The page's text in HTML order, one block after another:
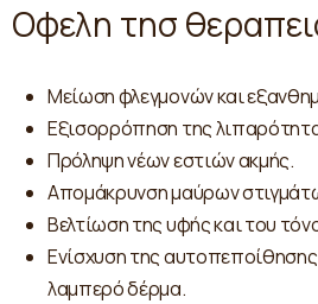
Οφελη τησ
Μείωση φλεγμονών και
Εξισορρόπηση της
Πρόληψη νέων εστιών ακμής.
Απομάκρυνση μαύρων
Βελτίωση της υφής και του
Ενίσχυση της
λαμπερό δέρμα.